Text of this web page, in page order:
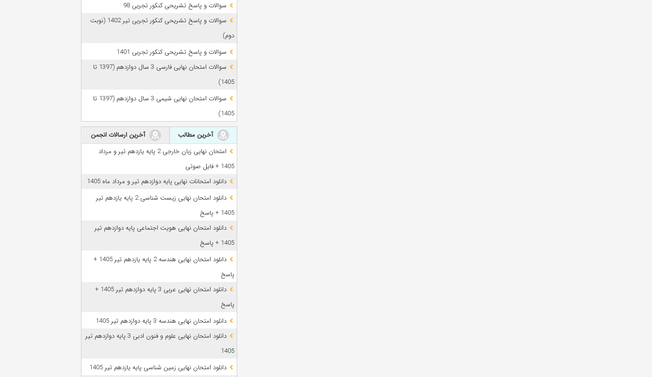
سوالات و پاسخ تشریحی کنکور تجربی 98
سوالات و پاسخ تشریحی کنکور تجربی تیر 1402 (نوبت
دوم)
سوالات و پاسخ تشریحی کنکور تجربی 1401
سوالات امتحان نهایی فارسی 3 سال دوازدهم (1397 تا
1405)
سوالات امتحان نهایی شیمی 3 سال دوازدهم (1397 تا
1405)
آخرین مطالب
آخرین ارسالات انجمن
امتحان نهایی زبان خارجی 2 پایه یازدهم تیر و مرداد
1405 + فایل صوتی
دانلود امتحانات نهایی پایه دوازدهم تیر و مرداد ماه 1405
دانلود امتحان نهایی زیست شناسی 2 پایه یازدهم تیر
1405 + پاسخ
دانلود امتحان نهایی هویت اجتماعی پایه دوازدهم تیر
1405 + پاسخ
دانلود امتحان نهایی هندسه 2 پایه یازدهم تیر 1405 +
پاسخ
دانلود امتحان نهایی عربی 3 پایه دوازدهم تیر 1405 +
پاسخ
دانلود امتحان نهایی هندسه 3 پایه دوازدهم تیر 1405
دانلود امتحان نهایی علوم و فنون ادبی 3 پایه دوازدهم تیر
1405
دانلود امتحان نهایی زمین شناسی پایه یازدهم تیر 1405